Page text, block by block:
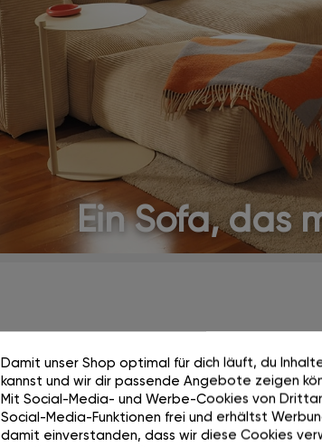
Ein Sofa, das
Damit unser Shop optimal für dich läuft, du
kannst und wir dir passende Angebote zeigen
Mit Social-Media- und Werbe-Cookies von
Social-Media-Funktionen frei und erhältst
damit einverstanden, dass wir diese Cookies